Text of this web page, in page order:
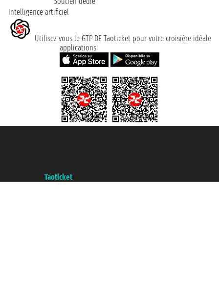
Intelligence artificiel
Utilisez vous le GTP DE Taoticket pour votre croisière idéale
applications
Taoticket